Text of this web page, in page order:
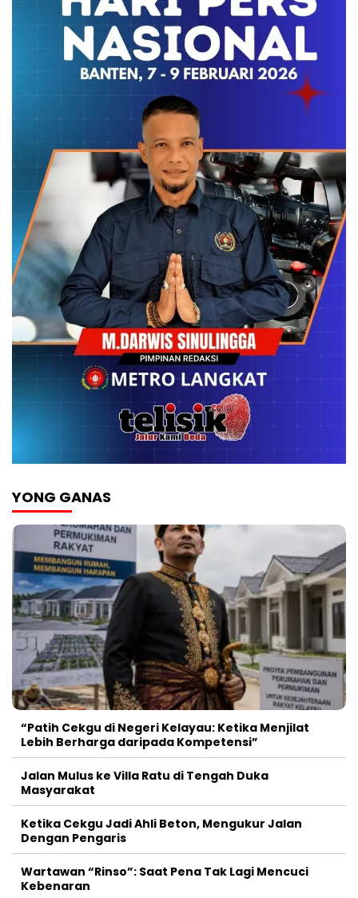
YONG GANAS
“Patih Cekgu di Negeri Kelayau: Ketika Menjilat
Lebih Berharga daripada Kompetensi”
Jalan Mulus ke Villa Ratu di Tengah Duka
Masyarakat
Ketika Cekgu Jadi Ahli Beton, Mengukur Jalan
Dengan Pengaris
Wartawan “Rinso”: Saat Pena Tak Lagi Mencuci
Kebenaran